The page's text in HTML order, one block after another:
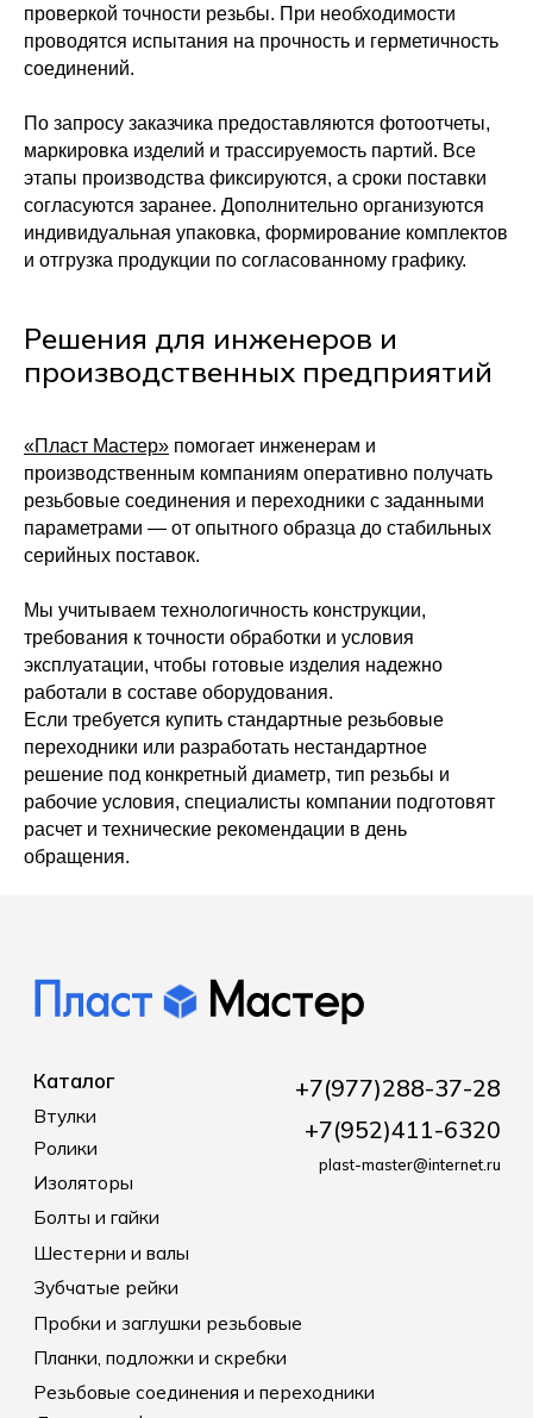
проверкой точности резьбы. При необходимости
проводятся испытания на прочность и герметичность
соединений.
По запросу заказчика предоставляются фотоотчеты,
маркировка изделий и трассируемость партий. Все
этапы производства фиксируются, а сроки поставки
согласуются заранее. Дополнительно организуются
индивидуальная упаковка, формирование комплектов
и отгрузка продукции по согласованному графику.
Решения для инженеров и
производственных предприятий
«Пласт Мастер» помогает инженерам и
производственным компаниям оперативно получать
резьбовые соединения и переходники с заданными
параметрами — от опытного образца до стабильных
серийных поставок.
Мы учитываем технологичность конструкции,
требования к точности обработки и условия
эксплуатации, чтобы готовые изделия надежно
работали в составе оборудования.
Если требуется купить стандартные резьбовые
переходники или разработать нестандартное
решение под конкретный диаметр, тип резьбы и
рабочие условия, специалисты компании подготовят
расчет и технические рекомендации в день
обращения.
Я согласен с политикой
конфиденциальности
Политика конфиденциальности
Согласие на обработку персональных данных
Правила использования cookie
Разработка сайта